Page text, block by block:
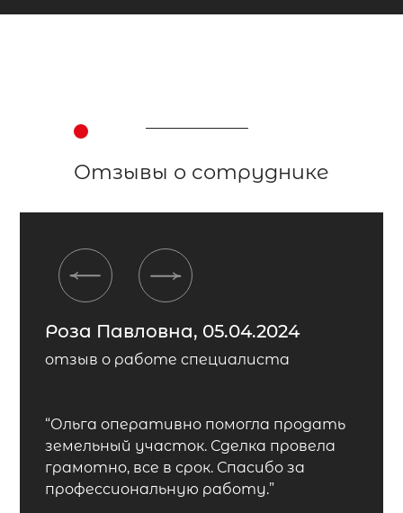
Отзывы о сотруднике
Роза Павловна, 05.04.2024
отзыв о работе специалиста
“Ольга оперативно помогла продать
земельный участок. Сделка провела
грамотно, все в срок. Спасибо за
профессиональную работу.”
Previous Next